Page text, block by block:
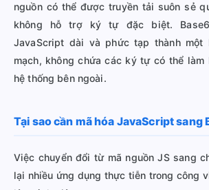
nguồn có thể được truyền tải suôn sẻ
không hỗ trợ ký tự đặc biệt.
JavaScript dài và phức tạp thành một
mạch, không chứa các ký tự có thể làm
hệ thống bên ngoài.
Tại sao cần mã hóa JavaScript sang
Việc chuyển đổi từ mã nguồn JS sang
lại nhiều ứng dụng thực tiễn trong công